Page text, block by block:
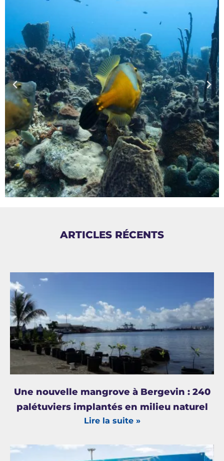
ARTICLES RÉCENTS
Une nouvelle mangrove à Bergevin : 240
palétuviers implantés en milieu naturel
Lire la suite »